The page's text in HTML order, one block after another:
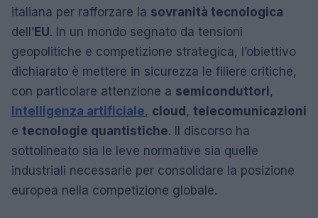
italiana per rafforzare la sovranità tecnologica
dell’EU. In un mondo segnato da tensioni
geopolitiche e competizione strategica, l’obiettivo
dichiarato è mettere in sicurezza le filiere critiche,
con particolare attenzione a semiconduttori,
Intelligenza artificiale, cloud, telecomunicazioni
e tecnologie quantistiche. Il discorso ha
sottolineato sia le leve normative sia quelle
industriali necessarie per consolidare la posizione
europea nella competizione globale.